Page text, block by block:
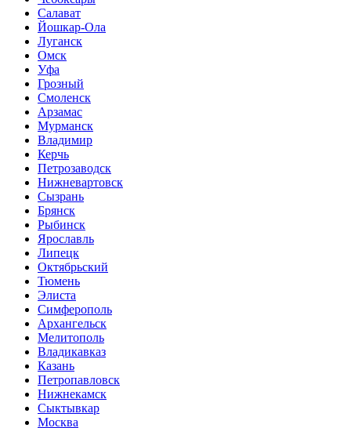
Салават
Йошкар-Ола
Луганск
Омск
Уфа
Грозный
Смоленск
Арзамас
Мурманск
Владимир
Керчь
Петрозаводск
Нижневартовск
Сызрань
Брянск
Рыбинск
Ярославль
Липецк
Октябрьский
Тюмень
Элиста
Симферополь
Архангельск
Мелитополь
Владикавказ
Казань
Петропавловск
Нижнекамск
Сыктывкар
Москва